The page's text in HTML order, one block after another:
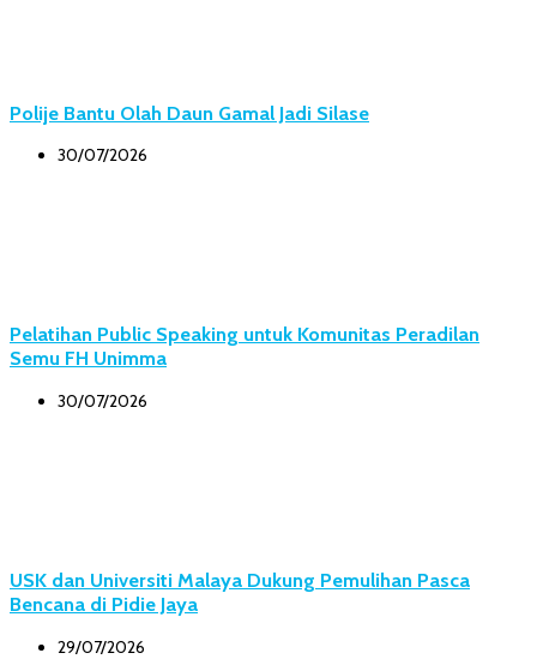
Polije Bantu Olah Daun Gamal Jadi Silase
30/07/2026
Pelatihan Public Speaking untuk Komunitas Peradilan
Semu FH Unimma
30/07/2026
USK dan Universiti Malaya Dukung Pemulihan Pasca
Bencana di Pidie Jaya
29/07/2026